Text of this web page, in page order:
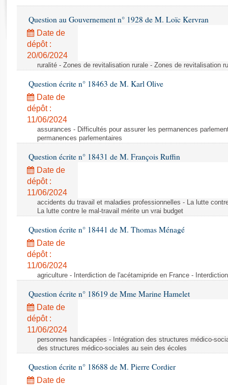
Baromètre de l’application des lois
Dossiers législatifs
Budget et sécurité sociale
Questions écrites et orales
Comptes rendus des débats
Question au Gouvernement n° 1928 de M. Loïc Kervran
Date de
dépôt :
20/06/2024
ruralité - Zones de revitalisation rurale - Zones de revitalisation
Question écrite n° 18463 de M. Karl Olive
Date de
dépôt :
11/06/2024
assurances - Difficultés pour assurer les permanences
permanences parlementaires
Question écrite n° 18431 de M. François Ruffin
Date de
dépôt :
11/06/2024
accidents du travail et maladies professionnelles - La lutte
La lutte contre le mal-travail mérite un vrai budget
Question écrite n° 18441 de M. Thomas Ménagé
Date de
dépôt :
11/06/2024
agriculture - Interdiction de l'acétamipride en France -
Question écrite n° 18619 de Mme Marine Hamelet
Date de
dépôt :
11/06/2024
personnes handicapées - Intégration des structures médico-
des structures médico-sociales au sein des écoles
Question écrite n° 18688 de M. Pierre Cordier
Date de